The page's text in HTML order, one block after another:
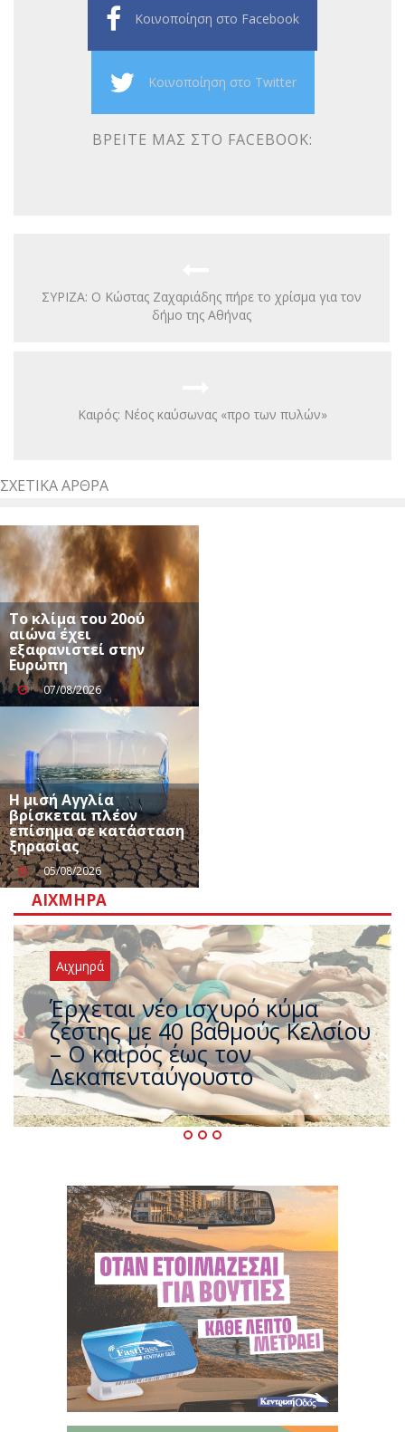
Κοινοποίηση στο Facebook
Κοινοποίηση στο Twitter
ΒΡΕΊΤΕ ΜΑΣ ΣΤΟ FACEBOOK:
ΣΥΡΙΖΑ: Ο Κώστας Ζαχαριάδης πήρε το χρίσμα για τον
δήμο της Αθήνας
Καιρός: Νέος καύσωνας «προ των πυλών»
ΣΧΕΤΙΚΆ ΆΡΘΡΑ
Το κλίμα του 20ού
αιώνα έχει
εξαφανιστεί στην
Ευρώπη
07/08/2026
Η μισή Αγγλία
βρίσκεται πλέον
επίσημα σε κατάσταση
ξηρασίας
05/08/2026
ΑΙΧΜΗΡΆ
Αιχμηρά
Άφαντος ο Τσίπρας… την ώρα
που η χώρα καίγεται